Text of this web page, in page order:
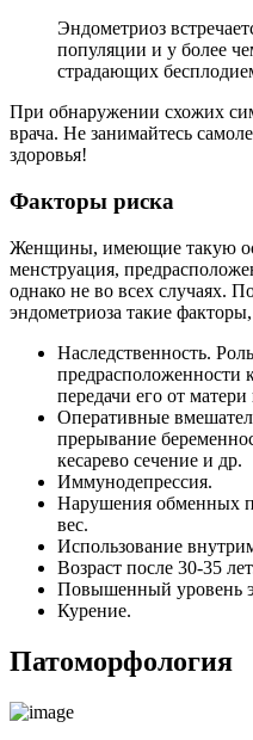
Эндометриоз
популяции и у более
страдающих
При обнаружении схожих
врача. Не занимайтесь
здоровья!
Факторы риска
Женщины, имеющие такую
менструация,
однако не во всех случаях.
эндометриоза такие
Наследственность.
предрасположенности
передачи его от
Оперативные
прерывание
кесарево сечение и др.
Иммунодепрессия.
Нарушения обменных
вес.
Использование
Возраст после 30-35
Повышенный уровень
Курение.
Патоморфология